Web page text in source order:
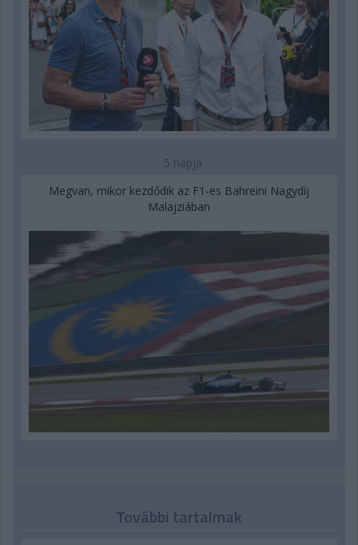
5 napja
Megvan, mikor kezdődik az F1-es Bahreini Nagydíj
Malajziában
További tartalmak